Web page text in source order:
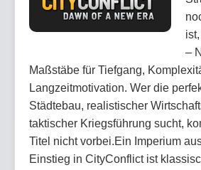
–
Maßstäbe für Tiefgang,
Langzeitmotivation. Wer die
Städtebau, realistischer
taktischer Kriegsführung sucht,
Titel nicht vorbei.Ein Imperium
Einstieg in CityConflict ist